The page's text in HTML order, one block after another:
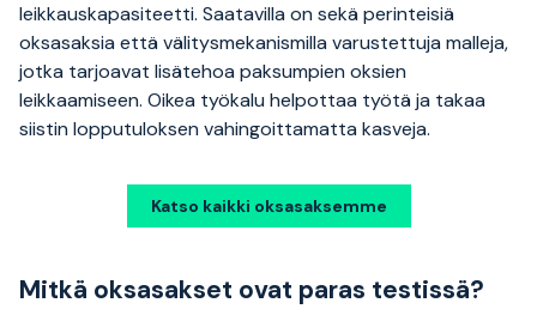
leikkauskapasiteetti. Saatavilla on sekä perinteisiä
oksasaksia että välitysmekanismilla varustettuja malleja,
jotka tarjoavat lisätehoa paksumpien oksien
leikkaamiseen. Oikea työkalu helpottaa työtä ja takaa
siistin lopputuloksen vahingoittamatta kasveja.
Katso kaikki oksasaksemme
Mitkä oksasakset ovat paras testissä?